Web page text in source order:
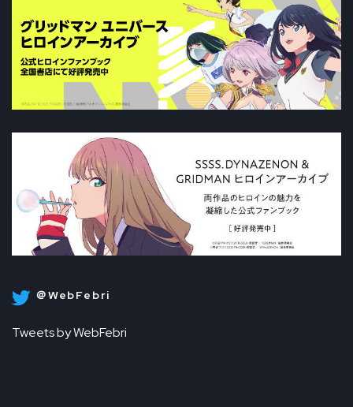
＠WebFebri
Tweets by WebFebri